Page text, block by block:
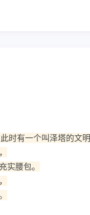
时有一个叫泽塔的文明
实腰包。